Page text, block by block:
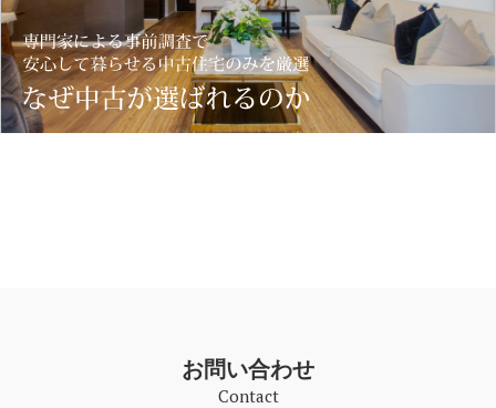
お問い合わせ
Contact